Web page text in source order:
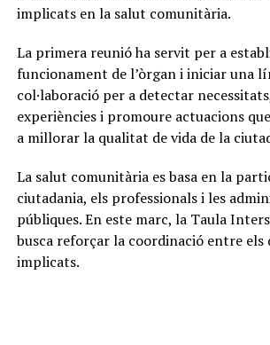
implicats en la salut comunitària.
La primera reunió ha servit per a
funcionament de l’òrgan i iniciar una
col·laboració per a detectar
experiències i promoure actuacions
a millorar la qualitat de vida de la
La salut comunitària es basa en la
ciutadania, els professionals i les
públiques. En este marc, la Taula
busca reforçar la coordinació entre
implicats.